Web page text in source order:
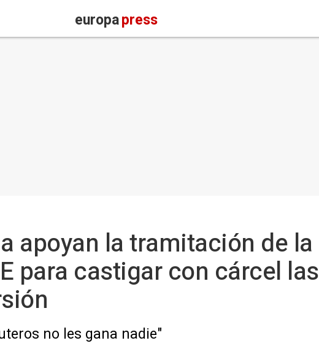
europapress
apoyan la tramitación de la
para castigar con cárcel las
no les gana nadie"